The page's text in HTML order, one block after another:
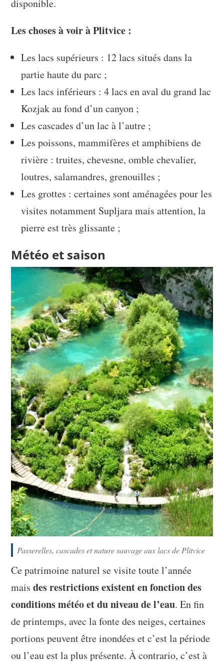
disponible.
Les choses à voir à Plitvice :
Les lacs supérieurs : 12 lacs situés dans la
partie haute du parc ;
Les lacs inférieurs : 4 lacs en aval du grand lac
Kozjak au fond d’un canyon ;
Les cascades d’un lac à l’autre ;
Les poissons, mammifères et amphibiens de
rivière : truites, chevesne, omble chevalier,
loutres, salamandres, grenouilles ;
Les grottes : certaines sont aménagées pour les
visites notamment Supljara mais attention, la
pierre est très glissante ;
Météo et saison
Passerelles, cascades et nature sauvage aux lacs de Plitvice
Ce patrimoine naturel se visite toute l’année
maisdes restrictions existent en fonction des
conditions météo et du niveau de l’eau. En fin
de printemps, avec la fonte des neiges, certaines
portions peuvent être inondées et c’est la période
ou l’eau est la plus présente. À contrario, c’est à